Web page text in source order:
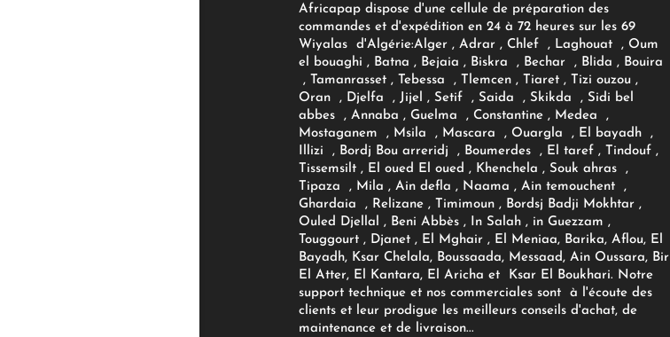
Africapap dispose d'une cellule de préparation des
commandes et d'expédition en 24 à 72 heures sur les 69
Wiyalas d'Algérie:Alger , Adrar, Chlef , Laghouat , Oum
el bouaghi , Batna , Bejaia , Biskra , Bechar , Blida , Bouira
, Tamanrasset , Tebessa , Tlemcen , Tiaret , Tizi ouzou ,
Oran , Djelfa , Jijel , Setif , Saida , Skikda , Sidi bel
abbes , Annaba , Guelma , Constantine , Medea ,
Mostaganem , Msila , Mascara , Ouargla , El bayadh ,
Illizi , Bordj Bou arreridj , Boumerdes , El taref , Tindouf ,
Tissemsilt , El oued El oued , Khenchela , Souk ahras ,
Tipaza , Mila , Ain defla , Naama , Ain temouchent ,
Ghardaia , Relizane , Timimoun , Bordsj Badji Mokhtar ,
Ouled Djellal , Beni Abbès , In Salah , in Guezzam ,
Touggourt , Djanet , El Mghair , El Meniaa, Barika, Aflou, El
Bayadh, Ksar Chelala, Boussaada, Messaad, Ain Oussara, Bir
El Atter, El Kantara, El Aricha et Ksar El Boukhari. Notre
support technique et nos commerciales sont à l'écoute des
clients et leur prodigue les meilleurs conseils d'achat, de
maintenance et de livraison...